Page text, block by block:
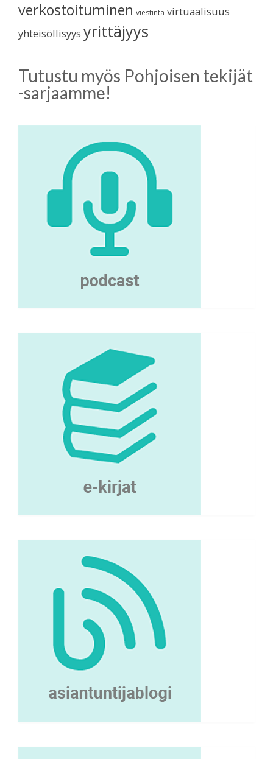
verkostoituminen viestintä virtuaalisuus
yhteisöllisyys yrittäjyys
Tutustu myös Pohjoisen tekijät
-sarjaamme!